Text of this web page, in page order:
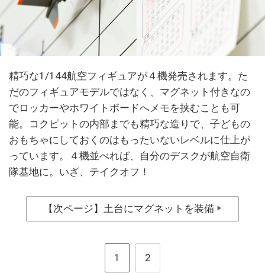
精巧な1/144航空フィギュアが４機発売されます。た
だのフィギュアモデルではなく、マグネット付きなの
でロッカーやホワイトボードへメモを挟むことも可
能。コクピットの内部までも精巧な造りで、子どもの
おもちゃにしておくのはもったいないレベルに仕上が
っています。４機並べれば、自分のデスクが航空自衛
隊基地に。いざ、テイクオフ！
【次ページ】土台にマグネットを装備 ▶
1 2